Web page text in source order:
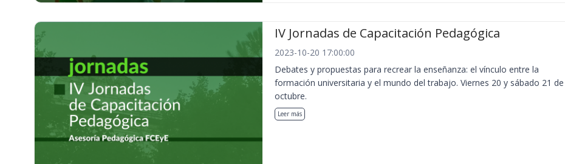
IV Jornadas de Capacitación Pedagógica
2023-10-20 17:00:00
Debates y propuestas para recrear la enseñanza: el vínculo entre la
formación universitaria y el mundo del trabajo. Viernes 20 y sábado 21 de
octubre.
Leer más